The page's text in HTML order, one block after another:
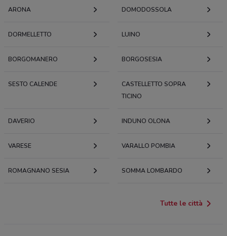
ARONA DOMODOSSOLA
DORMELLETTO LUINO
BORGOMANERO BORGOSESIA
SESTO CALENDE
CASTELLETTO SOPRA
TICINO
DAVERIO INDUNO OLONA
VARESE VARALLO POMBIA
ROMAGNANO SESIA SOMMA LOMBARDO
Tutte le città